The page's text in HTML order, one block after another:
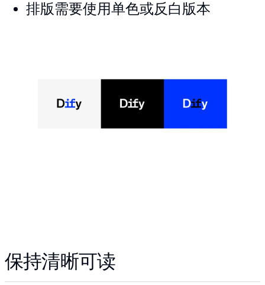
排版需要使用单色或反白版本
保持清晰可读